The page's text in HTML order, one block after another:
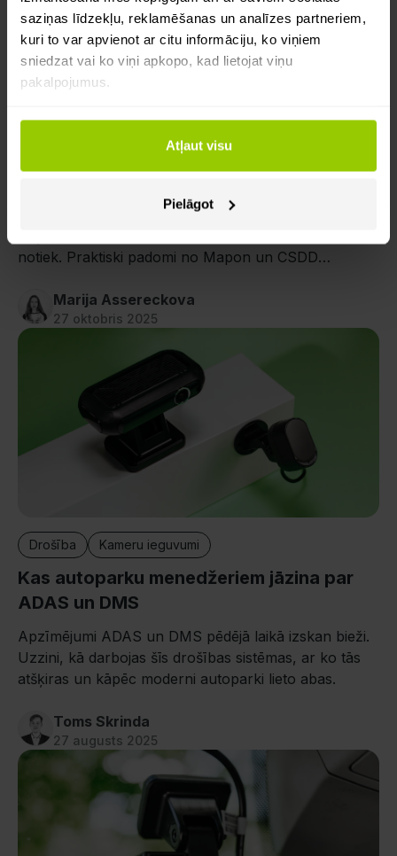
saziņas līdzekļu, reklamēšanas un analīzes partneriem,
kuri to var apvienot ar citu informāciju, ko viņiem
sniedzat vai ko viņi apkopo, kad lietojat viņu
pakalpojumus.
Atļaut visu
Pielāgot
Drošība Kameru ieguvumi
Vai tehnoloģijas var padarīt Latvijas
Uzzini, kā modernās autoparka kameras palīdz
notiek. Praktiski padomi no Mapon un CSDD
Marija Assereckova
27 oktobris 2025
Drošība Kameru ieguvumi
Kas autoparku menedžeriem jāzina par
ADAS un DMS
Apzīmējumi ADAS un DMS pēdējā laikā izskan bieži.
Uzzini, kā darbojas šīs drošības sistēmas, ar ko tās
atšķiras un kāpēc moderni autoparki lieto abas.
Toms Skrinda
27 augusts 2025